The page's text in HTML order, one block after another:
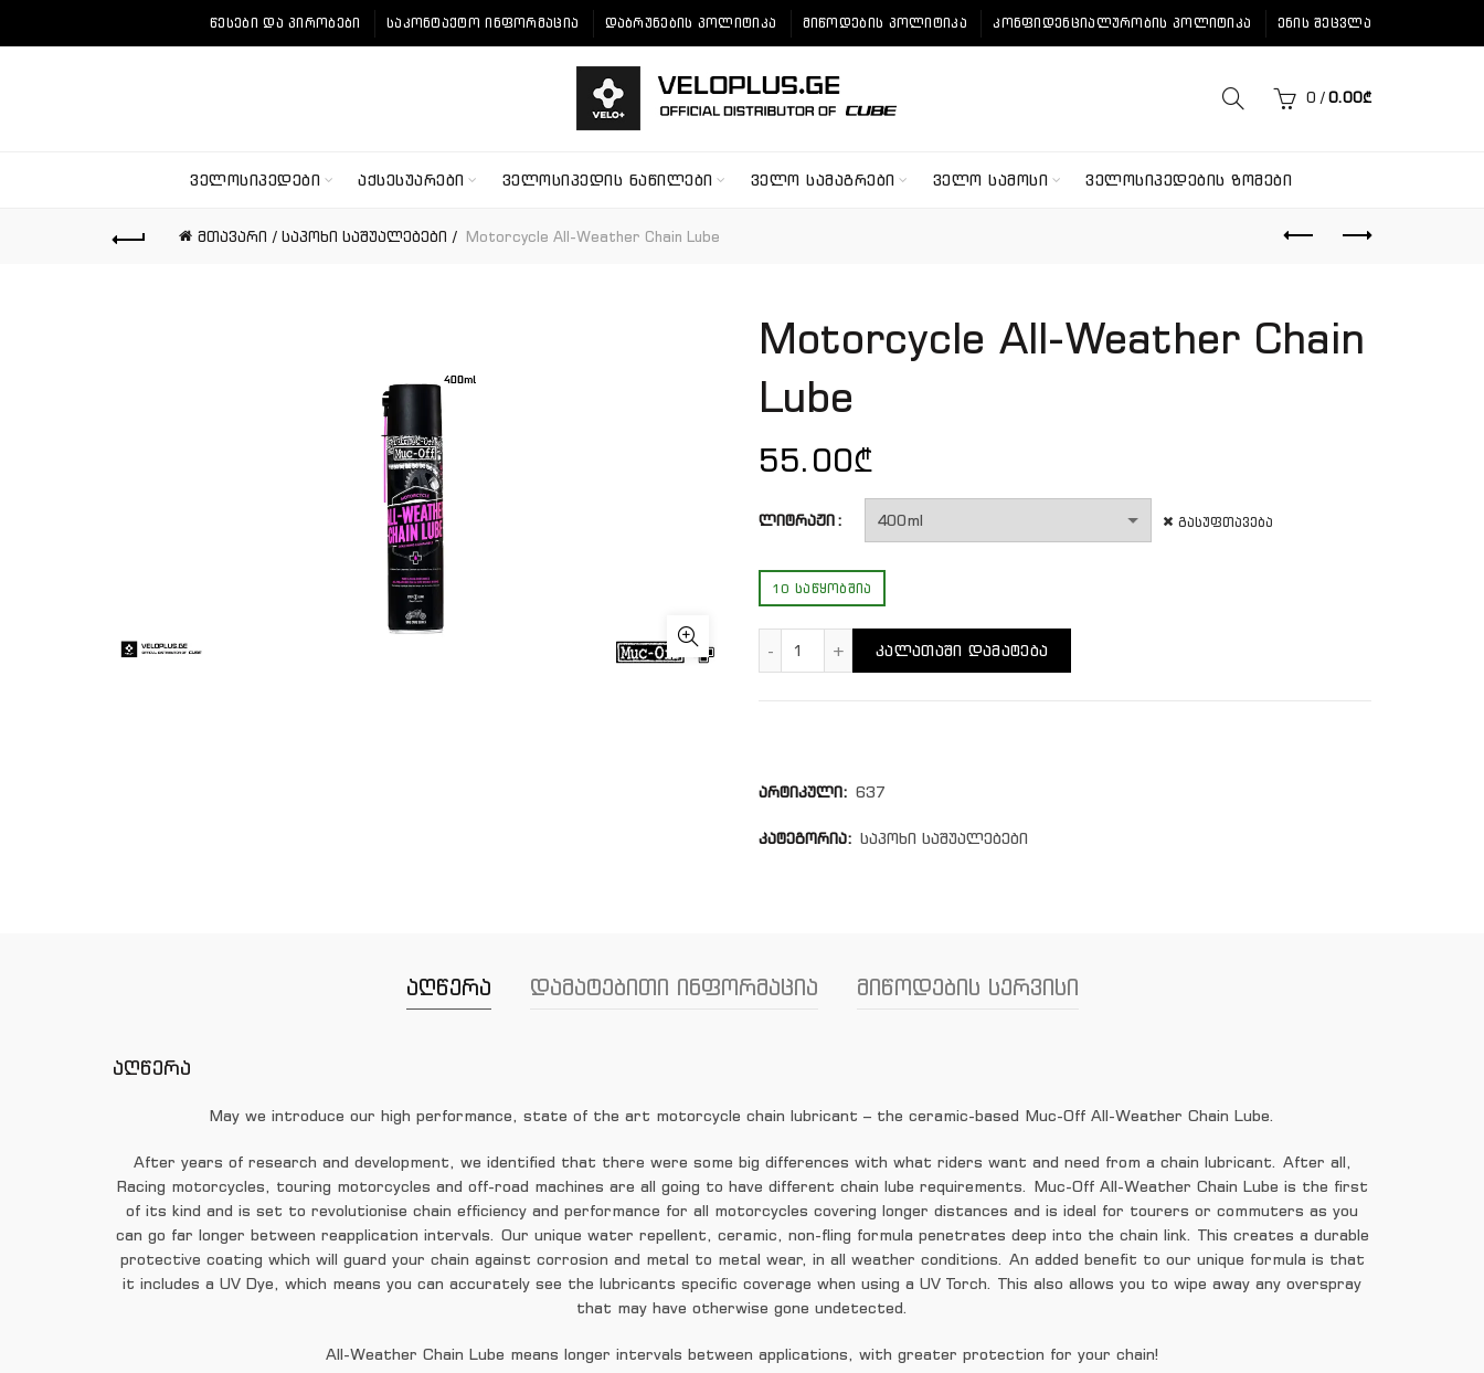
ᲬᲔᲡᲔᲑᲘ ᲓᲐ ᲞᲘᲠᲝᲑᲔᲑᲘ ᲡᲐᲙᲝᲜᲢᲐᲥᲢᲝ ᲘᲜᲤᲝᲠᲛᲐᲪᲘᲐ ᲓᲐᲑᲠᲣᲜᲔᲑᲘᲡ ᲞᲝᲚᲘᲢᲘᲙᲐ ᲛᲘᲬᲝᲓᲔᲑᲘᲡ ᲞᲝᲚᲘᲢᲘᲙᲐ ᲙᲝᲜᲤᲘᲓᲔᲜᲪᲘᲐᲚᲣᲠᲝᲑᲘᲡ ᲞᲝᲚᲘᲢᲘᲙᲐ ᲔᲜᲘᲡ ᲨᲔᲪᲕᲚᲐ
0 / 0.00₾
ᲕᲔᲚᲝᲡᲘᲞᲔᲓᲔᲑᲘ ᲐᲥᲡᲔᲡᲣᲐᲠᲔᲑᲘ ᲕᲔᲚᲝᲡᲘᲞᲔᲓᲘᲡ ᲜᲐᲬᲘᲚᲔᲑᲘ ᲕᲔᲚᲝ ᲡᲐᲛᲐᲒᲠᲔᲑᲘ ᲕᲔᲚᲝ ᲡᲐᲛᲝᲡᲘ ᲕᲔᲚᲝᲡᲘᲞᲔᲓᲔᲑᲘᲡ ᲖᲝᲛᲔᲑᲘ
მთავარი საპოხი საშუალებები Motorcycle All-Weather Chain Lube
Motorcycle All-Weather Chain
Lube
55.00₾
ლიტრაჟი გასუფთავება
10 ᲡᲐᲬᲧᲝᲑᲨᲘᲐ
ᲙᲐᲚᲐᲗᲐᲨᲘ ᲓᲐᲛᲐᲢᲔᲑᲐ
არტიკული: 637
კატეგორია: საპოხი საშუალებები
აღწერა დამატებითი ინფორმაცია მიწოდების სერვისი
აღწერა
May we introduce our high performance, state of the art motorcycle chain lubricant – the ceramic-based Muc-Off All-Weather Chain Lube.
After years of research and development, we identified that there were some big differences with what riders want and need from a chain lubricant. After all,
Racing motorcycles, touring motorcycles and off-road machines are all going to have different chain lube requirements. Muc-Off All-Weather Chain Lube is the first
of its kind and is set to revolutionise chain efficiency and performance for all motorcycles covering longer distances and is ideal for tourers or commuters as you
can go far longer between reapplication intervals. Our unique water repellent, ceramic, non-fling formula penetrates deep into the chain link. This creates a durable
protective coating which will guard your chain against corrosion and metal to metal wear, in all weather conditions. An added benefit to our unique formula is that
it includes a UV Dye, which means you can accurately see the lubricants specific coverage when using a UV Torch. This also allows you to wipe away any overspray
that may have otherwise gone undetected.
All-Weather Chain Lube means longer intervals between applications, with greater protection for your chain!